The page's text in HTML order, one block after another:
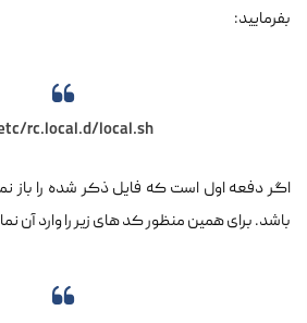
بفرمایید:
rc.local.d/local.sh
اگر دفعه اول است که فایل ذکر شده را باز
باشد. برای همین منظور کد های زیر را وارد آن